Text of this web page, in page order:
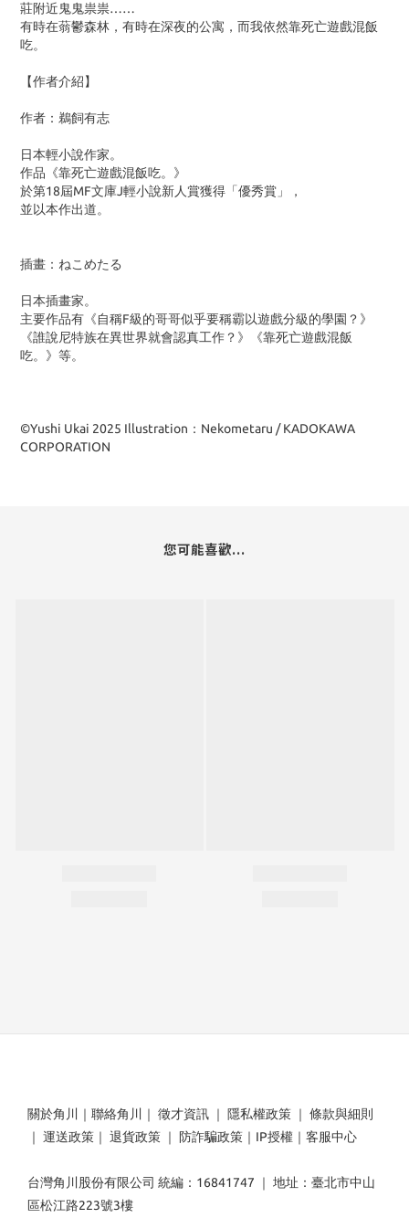
莊附近鬼鬼祟祟……
有時在蓊鬱森林，有時在深夜的公寓，而我依然靠死亡遊戲混飯
吃。
【作者介紹】
作者：鵜飼有志
日本輕小說作家。
作品《靠死亡遊戲混飯吃。》
於第18屆MF文庫J輕小說新人賞獲得「優秀賞」，
並以本作出道。
插畫：ねこめたる
日本插畫家。
主要作品有《自稱F級的哥哥似乎要稱霸以遊戲分級的學園？》
《誰說尼特族在異世界就會認真工作？》《靠死亡遊戲混飯
吃。》等。
©Yushi Ukai 2025 Illustration：Nekometaru / KADOKAWA
CORPORATION
您可能喜歡...
關於角川 ｜ 聯絡角川 ｜ 徵才資訊 ｜ 隱私權政策 ｜ 條款與細則
｜ 運送政策 ｜ 退貨政策 ｜ 防詐騙政策 ｜ IP授權 ｜ 客服中心
台灣角川股份有限公司 統編：16841747 ｜ 地址：臺北市中山
區松江路223號3樓